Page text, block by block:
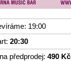
19:00
20:30
předprodej: 490 Kč